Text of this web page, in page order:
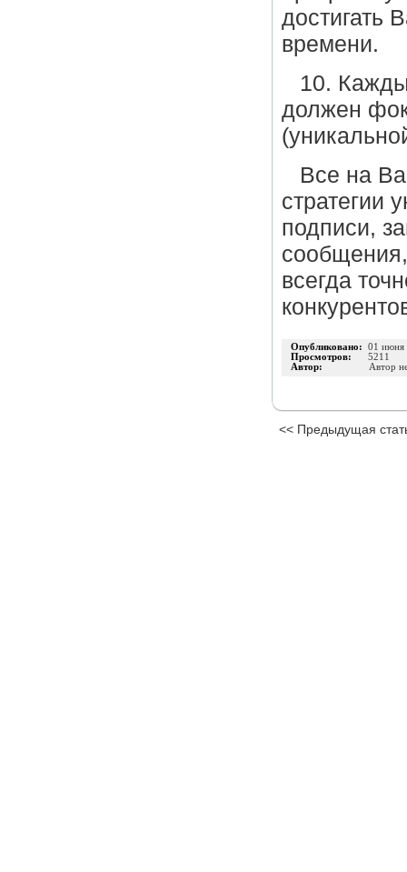
достигать
времени.
10.
должен
Все на
стратегии
подписи,
всегда
Опубликовано: 01 июня
Просмотров: 5211
Автор:
Автор
<< Предыдущая